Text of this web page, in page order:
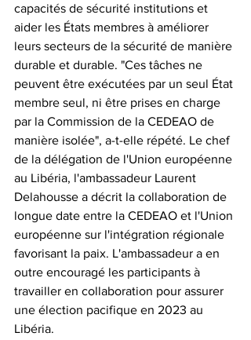
capacités de sécurité institutions et
aider les États membres à améliorer
leurs secteurs de la sécurité de manière
durable et durable. "Ces tâches ne
peuvent être exécutées par un seul État
membre seul, ni être prises en charge
par la Commission de la CEDEAO de
manière isolée", a-t-elle répété. Le chef
de la délégation de l'Union européenne
au Libéria, l'ambassadeur Laurent
Delahousse a décrit la collaboration de
longue date entre la CEDEAO et l'Union
européenne sur l'intégration régionale
favorisant la paix. L'ambassadeur a en
outre encouragé les participants à
travailler en collaboration pour assurer
une élection pacifique en 2023 au
Libéria.